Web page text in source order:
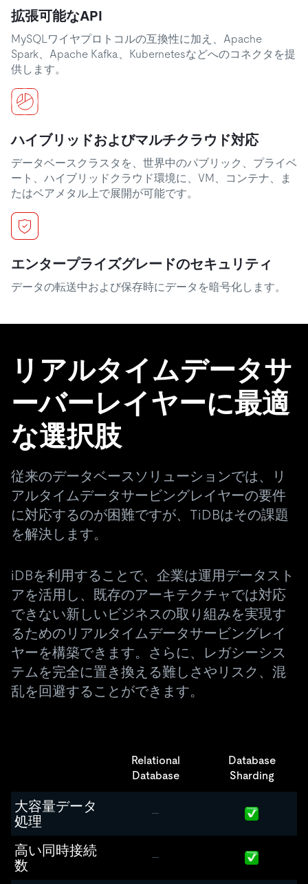
拡張可能なAPI
MySQLワイヤプロトコルの互換性に加え、Apache
Spark、Apache Kafka、Kubernetesなどへのコネクタを提
供します。
ハイブリッドおよびマルチクラウド対応
データベースクラスタを、世界中のパブリック、プライベ
ート、ハイブリッドクラウド環境に、VM、コンテナ、ま
たはベアメタル上で展開が可能です。
エンタープライズグレードのセキュリティ
データの転送中および保存時にデータを暗号化します。
リアルタイムデータサ
ーバーレイヤーに最適
な選択肢
従来のデータベースソリューションでは、リ
アルタイムデータサービングレイヤーの要件
に対応するのが困難ですが、TiDBはその課題
を解決します。
iDBを利用することで、企業は運用データスト
アを活用し、既存のアーキテクチャでは対応
できない新しいビジネスの取り組みを実現す
るためのリアルタイムデータサービングレイ
ヤーを構築できます。さらに、レガシーシス
テムを完全に置き換える難しさやリスク、混
乱を回避することができます。
大容量データ
処理
高い同時接続
数
Relational
Database
Database
Sharding